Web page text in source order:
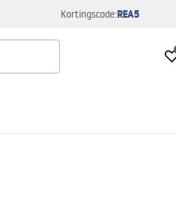
Kortingscode:REA5